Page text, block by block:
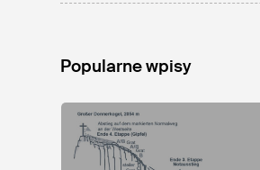
Popularne wpisy